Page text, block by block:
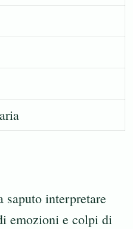
saputo interpretare
emozioni e colpi di